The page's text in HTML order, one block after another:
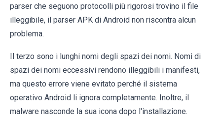
parser che seguono protocolli più rigorosi trovino il file
illeggibile, il parser APK di Android non riscontra alcun
problema.
Il terzo sono i lunghi nomi degli spazi dei nomi. Nomi di
spazi dei nomi eccessivi rendono illeggibili i manifesti,
ma questo errore viene evitato perché il sistema
operativo Android li ignora completamente. Inoltre, il
malware nasconde la sua icona dopo l'installazione.